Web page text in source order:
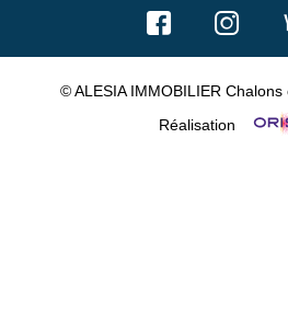
© ALESIA IMMOBILIER
Réalisation